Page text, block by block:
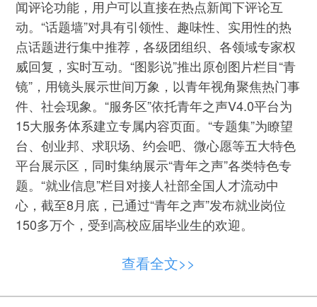
闻评论功能，用户可以直接在热点新闻下评论互
动。“话题墙”对具有引领性、趣味性、实用性的热
点话题进行集中推荐，各级团组织、各领域专家权
威回复，实时互动。“图影说”推出原创图片栏目“青
镜”，用镜头展示世间万象，以青年视角聚焦热门事
件、社会现象。“服务区”依托青年之声V4.0平台为
15大服务体系建立专属内容页面。“专题集”为瞭望
台、创业邦、求职场、约会吧、微心愿等五大特色
平台展示区，同时集纳展示“青年之声”各类特色专
题。“就业信息”栏目对接人社部全国人才流动中
心，截至8月底，已通过“青年之声”发布就业岗位
150多万个，受到高校应届毕业生的欢迎。
“青年之声”新闻库栏目。网页截图
查看全文>>